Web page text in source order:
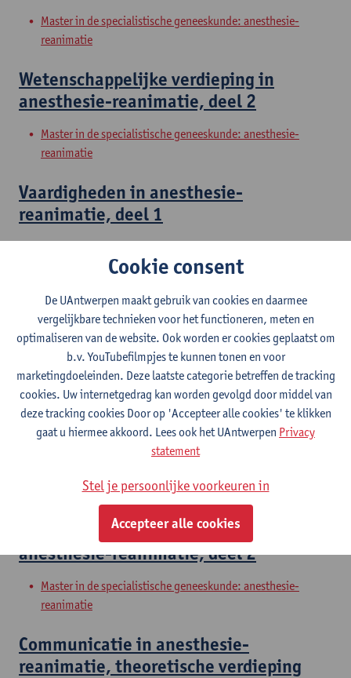
Master in de specialistische geneeskunde: anesthesie-
reanimatie
Wetenschappelijke verdieping in
anesthesie-reanimatie, deel 2
Master in de specialistische geneeskunde: anesthesie-
reanimatie
Vaardigheden in anesthesie-
reanimatie, deel 1
Aanvullingen in anesthesie-reanimatie,
deel 1
Master in de specialistische geneeskunde: anesthesie-
reanimatie
Probleemoplossend vermogen in
anesthesie-reanimatie, deel 1
reanimatie
Probleemoplossend vermogen in
anesthesie-reanimatie, deel 2
Master in de specialistische geneeskunde: anesthesie-
reanimatie
Communicatie in anesthesie-
reanimatie, theoretische verdieping
Cookie consent
De UAntwerpen maakt gebruik van cookies en daarmee
vergelijkbare technieken voor het functioneren, meten en
optimaliseren van de website. Ook worden er cookies geplaatst om
b.v. YouTubefilmpjes te kunnen tonen en voor
marketingdoeleinden. Deze laatste categorie betreffen de tracking
cookies. Uw internetgedrag kan worden gevolgd door middel van
deze tracking cookies Door op 'Accepteer alle cookies' te klikken
gaat u hiermee akkoord. Lees ook het UAntwerpen Privacy
statement
Stel je persoonlijke voorkeuren in
Accepteer alle cookies